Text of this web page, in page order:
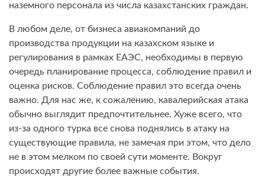
наземного персонала из числа казахстанских граждан.
В любом деле, от бизнеса авиакомпаний до
производства продукции на казахском языке и
регулирования в рамках ЕАЭС, необходимы в первую
очередь планирование процесса, соблюдение правил и
оценка рисков. Соблюдение правил это всегда очень
важно. Для нас же, к сожалению, кавалерийская атака
обычно выглядит предпочтительнее. Хуже всего, что
из-за одного турка все снова поднялись в атаку на
существующие правила, не замечая при этом, что дело
не в этом мелком по своей сути моменте. Вокруг
происходят другие более важные события.